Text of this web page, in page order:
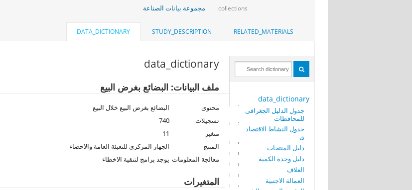
collections مجموعة بيانات الصناعة
RELATED_MATERIALS
STUDY_DESCRIPTION
DATA_DICTIONARY
data_dictionary
جدول الدليل الجغرافى
للمحافظات
جدول النشاط الاقتصاد
ى
دليل المنتجات
دليل وحدة الكمية
الغلاف
العمالة الاجنبية
data_dictionary
ملف البيانات: البضائع بغرض البيع
محتوى
البضائع بغرض البيع خلال البيع
تسجيلات
740
متغير
11
المنتج
الجهاز المركزى للتعبئة العامة والاحصاء
معالجة المعلومات يوجد برامج لتنقية الاخطاء
المتغيرات